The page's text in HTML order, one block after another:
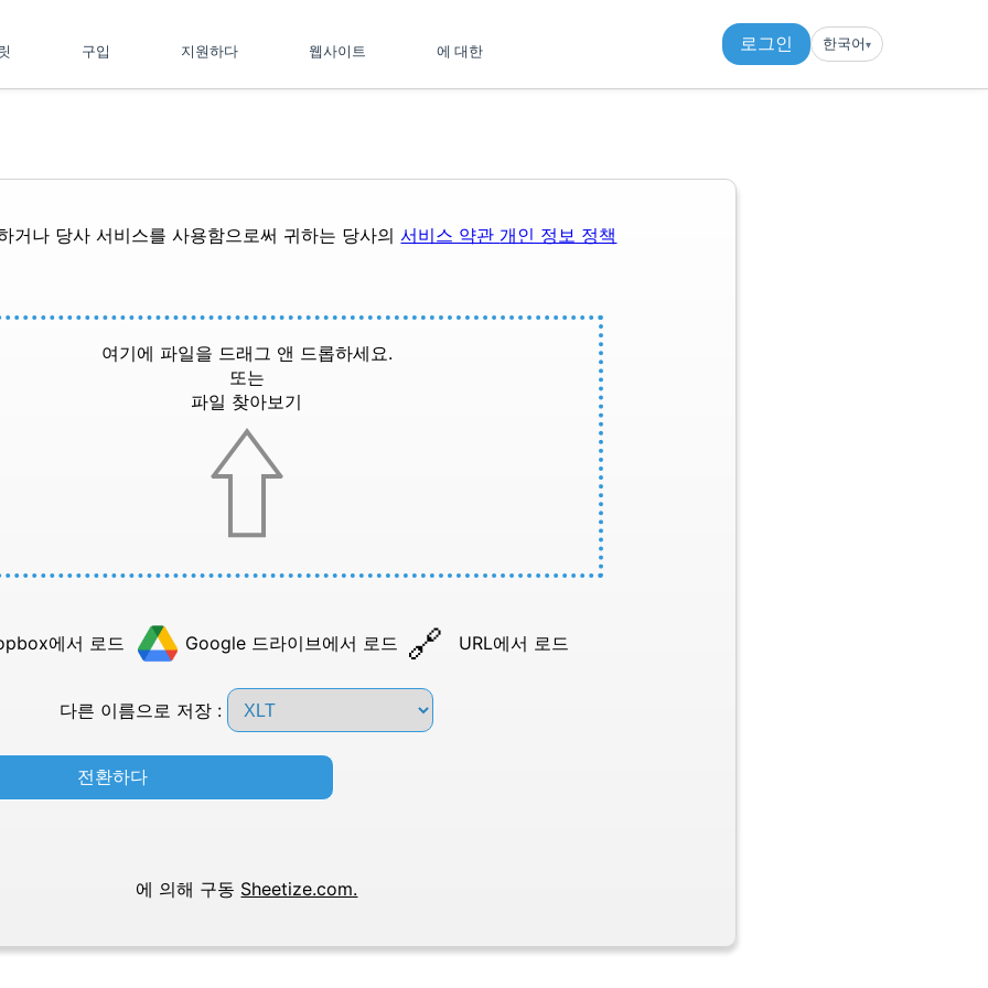
구입 지원하다 웹사이트 에 대한 로그인 한국어▾︎
거나 당사 서비스를 사용함으로써 귀하는 당사의서비스 약관개인 정보 정책
여기에 파일을 드래그 앤 드롭하세요.
또는
파일 찾아보기
에서 로드 Google 드라이브에서 로드 URL에서 로드
다른 이름으로 저장 :
전환하다
에 의해 구동 Sheetize.com.